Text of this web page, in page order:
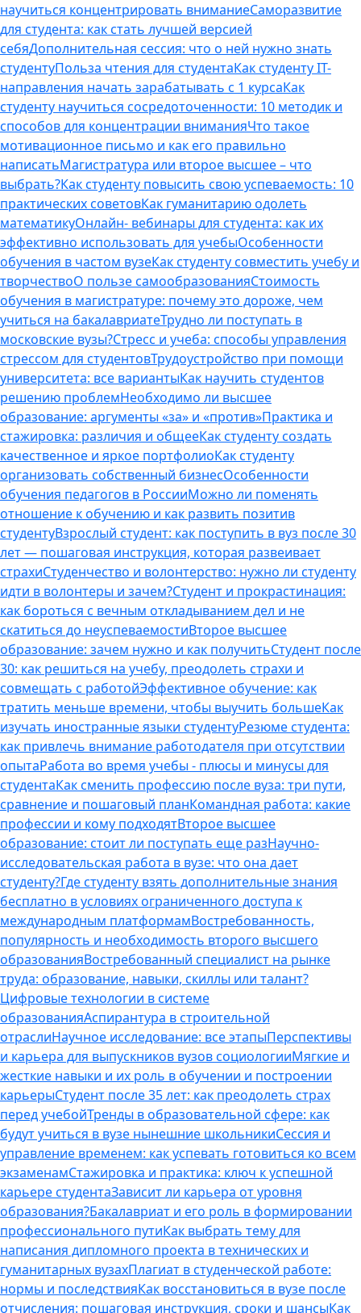
научиться концентрировать вниманиеСаморазвитие
для студента: как стать лучшей версией
себяДополнительная сессия: что о ней нужно знать
студентуПольза чтения для студентаКак студенту IT-
направления начать зарабатывать с 1 курсаКак
студенту научиться сосредоточенности: 10 методик и
способов для концентрации вниманияЧто такое
мотивационное письмо и как его правильно
написатьМагистратура или второе высшее – что
выбрать?Как студенту повысить свою успеваемость: 10
практических советовКак гуманитарию одолеть
математикуОнлайн- вебинары для студента: как их
эффективно использовать для учебыОсобенности
обучения в частом вузеКак студенту совместить учебу и
творчествоО пользе самообразованияСтоимость
обучения в магистратуре: почему это дороже, чем
учиться на бакалавриатеТрудно ли поступать в
московские вузы?Стресс и учеба: способы управления
стрессом для студентовТрудоустройство при помощи
университета: все вариантыКак научить студентов
решению проблемНеобходимо ли высшее
образование: аргументы «за» и «против»Практика и
стажировка: различия и общееКак студенту создать
качественное и яркое портфолиоКак студенту
организовать собственный бизнесОсобенности
обучения педагогов в РоссииМожно ли поменять
отношение к обучению и как развить позитив
студентуВзрослый студент: как поступить в вуз после 30
лет — пошаговая инструкция, которая развеивает
страхиСтуденчество и волонтерство: нужно ли cтуденту
идти в волонтеры и зачем?Студент и прокрастинация:
как бороться с вечным откладыванием дел и не
скатиться до неуспеваемостиВторое высшее
образование: зачем нужно и как получитьСтудент после
30: как решиться на учебу, преодолеть страхи и
совмещать с работойЭффективное обучение: как
тратить меньше времени, чтобы выучить большеКак
изучать иностранные языки студентуРезюме студента:
как привлечь внимание работодателя при отсутствии
опытаРабота во время учебы - плюсы и минусы для
студентаКак сменить профессию после вуза: три пути,
сравнение и пошаговый планКомандная работа: какие
профессии и кому подходятВторое высшее
образование: стоит ли поступать еще разНаучно-
исследовательская работа в вузе: что она дает
студенту?Где студенту взять дополнительные знания
бесплатно в условиях ограниченного доступа к
международным платформамВостребованность,
популярность и необходимость второго высшего
образованияВостребованный специалист на рынке
труда: образование, навыки, скиллы или талант?
Цифровые технологии в системе
образованияАспирантура в строительной
отраслиНаучное исследование: все этапыПерспективы
и карьера для выпускников вузов социологииМягкие и
жесткие навыки и их роль в обучении и построении
карьерыСтудент после 35 лет: как преодолеть страх
перед учебойТренды в образовательной сфере: как
будут учиться в вузе нынешние школьникиСессия и
управление временем: как успевать готовиться ко всем
экзаменамСтажировка и практика: ключ к успешной
карьере студентаЗависит ли карьера от уровня
образования?Бакалавриат и его роль в формировании
профессионального путиКак выбрать тему для
написания дипломного проекта в технических и
гуманитарных вузахПлагиат в студенческой работе:
нормы и последствияКак восстановиться в вузе после
отчисления: пошаговая инструкция, сроки и шансыКак